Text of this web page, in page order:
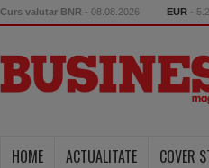
Curs valutar BNR - 08.08.2026 EUR -
HOME ACTUALITATE COVER